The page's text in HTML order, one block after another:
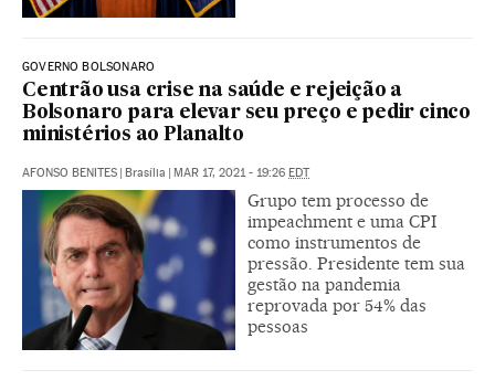
GOVERNO BOLSONARO
Centrão usa crise na saúde e rejeição a
Bolsonaro para elevar seu preço e pedir cinco
ministérios ao Planalto
AFONSO BENITES Brasília MAR 17, 2021 - 19:26 EDT
Grupo tem processo de
impeachment e uma CPI
como instrumentos de
pressão. Presidente tem sua
gestão na pandemia
reprovada por 54% das
pessoas